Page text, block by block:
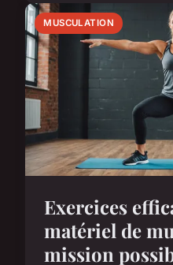
MUSCULATION
Exercices
matériel de
mission